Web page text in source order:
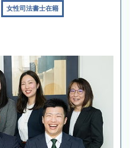
女性司法書士在籍